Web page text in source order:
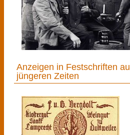
Anzeigen in Festschriften
jüngeren Zeiten